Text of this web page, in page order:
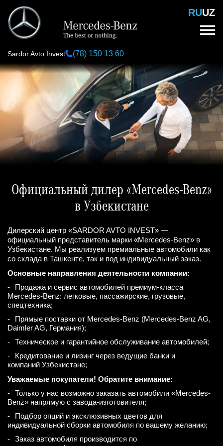
Перейти
основному
содержанию
RUUZ
Sardor Avto Invest (78) 150 13 60
Официальный дилер «Mercedes-Benz»
в Узбекистане
Дилерский центр «SARDOR AVTO INVEST» —
официальный представитель марки «Mercedes-Benz» в
Узбекистане. Мы реализуем премиальные автомобили как
со склада в Ташкенте, так и под индивидуальный заказ.
Основные направления деятельности компании:
Продажа и сервис автомобилей премиум-класса
Mercedes-Benz: легковые, пассажирские, грузовые,
спецтехника;
Прямые поставки от Mercedes-Benz (Mercedes-Benz AG,
Daimler AG, Германия);
Техническое и гарантийное обслуживание автомобилей;
Кредитование и лизинг через ведущие банки и
компаний Узбекистане;
Уважаемые покупатели! Обратите внимание:
Только у нас возможно заказать автомобили «Mercedes-
Benz» напрямую с завода-изготовителя;
Подбор опций и эксклюзивных цветов для
индивидуальной сборки автомобиля по вашему желанию;
Заказ автомобиля производится по